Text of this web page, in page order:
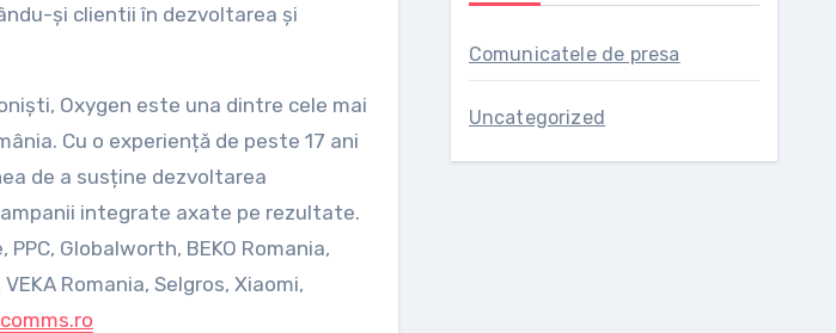
și clientii în dezvoltarea și
Oxygen este una dintre cele mai
Cu o experiență de peste 17 ani
de a susține dezvoltarea
integrate axate pe rezultate.
Globalworth, BEKO Romania,
Romania, Selgros, Xiaomi,
Comunicatele de presa
Uncategorized